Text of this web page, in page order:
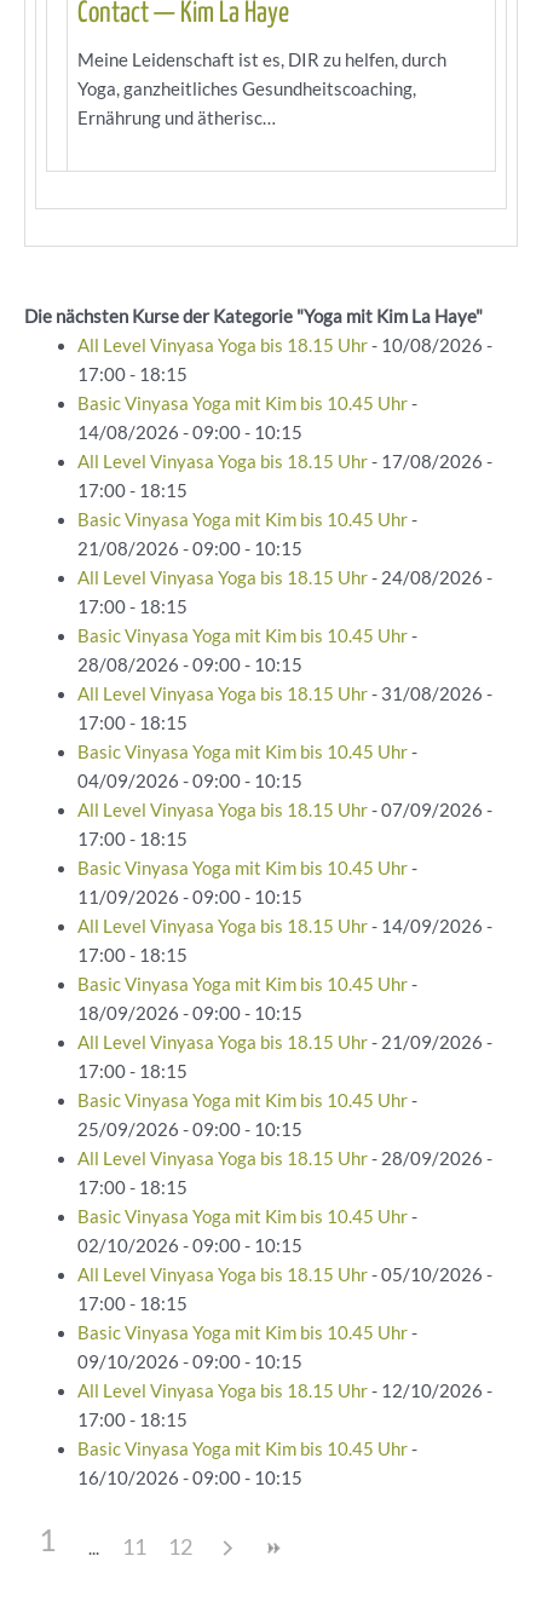
Contact — Kim La Haye
Meine Leidenschaft ist es, DIR zu helfen, durch
Yoga, ganzheitliches Gesundheitscoaching,
Ernährung und ätherisc…
Die nächsten Kurse der Kategorie "Yoga mit Kim La Haye"
All Level Vinyasa Yoga bis 18.15 Uhr- 10/08/2026 -
17:00 - 18:15
Basic Vinyasa Yoga mit Kim bis 10.45 Uhr-
14/08/2026 - 09:00 - 10:15
All Level Vinyasa Yoga bis 18.15 Uhr- 17/08/2026 -
17:00 - 18:15
Basic Vinyasa Yoga mit Kim bis 10.45 Uhr-
21/08/2026 - 09:00 - 10:15
All Level Vinyasa Yoga bis 18.15 Uhr- 24/08/2026 -
17:00 - 18:15
Basic Vinyasa Yoga mit Kim bis 10.45 Uhr-
28/08/2026 - 09:00 - 10:15
All Level Vinyasa Yoga bis 18.15 Uhr- 31/08/2026 -
17:00 - 18:15
Basic Vinyasa Yoga mit Kim bis 10.45 Uhr-
04/09/2026 - 09:00 - 10:15
All Level Vinyasa Yoga bis 18.15 Uhr- 07/09/2026 -
17:00 - 18:15
Basic Vinyasa Yoga mit Kim bis 10.45 Uhr-
11/09/2026 - 09:00 - 10:15
All Level Vinyasa Yoga bis 18.15 Uhr- 14/09/2026 -
17:00 - 18:15
Basic Vinyasa Yoga mit Kim bis 10.45 Uhr-
18/09/2026 - 09:00 - 10:15
All Level Vinyasa Yoga bis 18.15 Uhr- 21/09/2026 -
17:00 - 18:15
Basic Vinyasa Yoga mit Kim bis 10.45 Uhr-
25/09/2026 - 09:00 - 10:15
All Level Vinyasa Yoga bis 18.15 Uhr- 28/09/2026 -
17:00 - 18:15
Basic Vinyasa Yoga mit Kim bis 10.45 Uhr-
02/10/2026 - 09:00 - 10:15
All Level Vinyasa Yoga bis 18.15 Uhr- 05/10/2026 -
17:00 - 18:15
Basic Vinyasa Yoga mit Kim bis 10.45 Uhr-
09/10/2026 - 09:00 - 10:15
All Level Vinyasa Yoga bis 18.15 Uhr- 12/10/2026 -
17:00 - 18:15
Basic Vinyasa Yoga mit Kim bis 10.45 Uhr-
16/10/2026 - 09:00 - 10:15
1 11 12